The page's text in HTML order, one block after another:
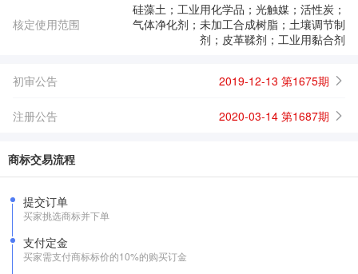
核定使用范围
硅藻土；工业用化学品；光触媒；活性炭；
气体净化剂；未加工合成树脂；土壤调节制
剂；皮革鞣剂；工业用黏合剂
初审公告 2019-12-13 第1675期
注册公告 2020-03-14 第1687期
商标交易流程
提交订单
买家挑选商标并下单
支付定金
买家需支付商标标价的10%的购买订金